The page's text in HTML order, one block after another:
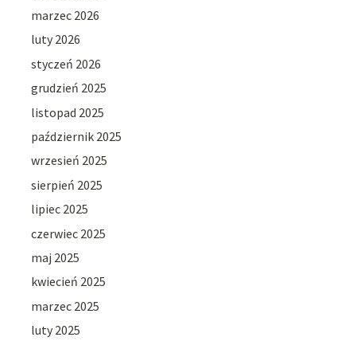
marzec 2026
luty 2026
styczeń 2026
grudzień 2025
listopad 2025
październik 2025
wrzesień 2025
sierpień 2025
lipiec 2025
czerwiec 2025
maj 2025
kwiecień 2025
marzec 2025
luty 2025